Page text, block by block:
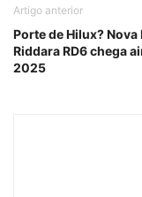
Artigo anterior
Porte de Hilux? Nova
Riddara RD6 chega
2025